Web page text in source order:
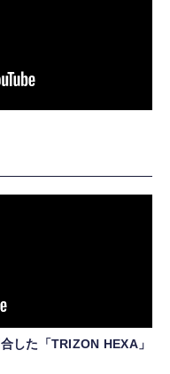
した「TRIZON HEXA」